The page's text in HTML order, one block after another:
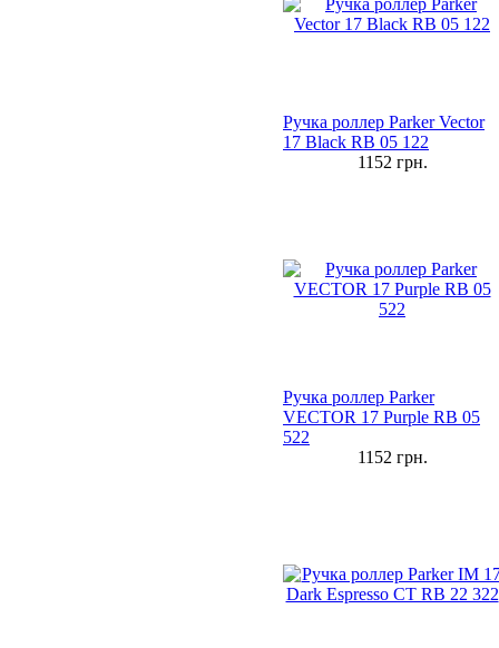
Ручка роллер Parker Vector
17 Black RB 05 122
1152 грн.
Ручка роллер Parker
VECTOR 17 Purple RB 05
522
1152 грн.